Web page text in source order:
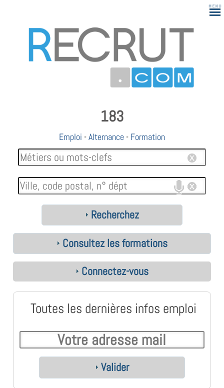
183
Emploi -Alternance - Formation
Recherchez
Consultez les formations
Connectez-vous
Toutes les dernières infos emploi
Valider